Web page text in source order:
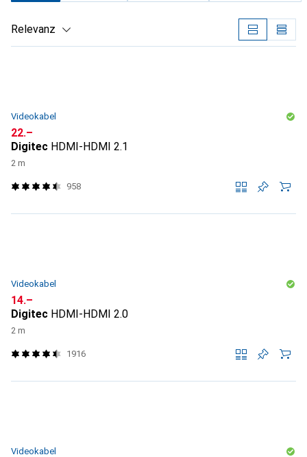
Relevanz
Videokabel
CHF
22.–
Digitec HDMI-HDMI 2.1
2 m
958
Videokabel
CHF
14.–
Digitec HDMI-HDMI 2.0
2 m
1916
Videokabel